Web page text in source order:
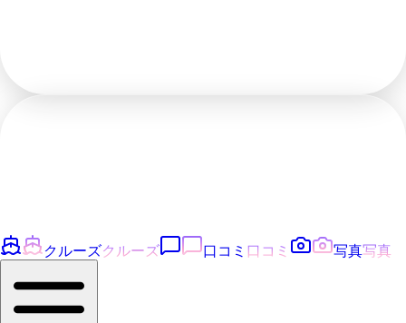
クルーズクルーズ 口コミ 口コミ 写真写真